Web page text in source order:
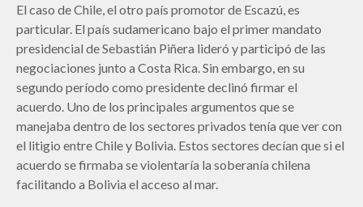
El caso de Chile, el otro país promotor de Escazú, es
particular. El país sudamericano bajo el primer mandato
presidencial de Sebastián Piñera lideró y participó de las
negociaciones junto a Costa Rica. Sin embargo, en su
segundo período como presidente declinó firmar el
acuerdo. Uno de los principales argumentos que se
manejaba dentro de los sectores privados tenía que ver con
el litigio entre Chile y Bolivia. Estos sectores decían que si el
acuerdo se firmaba se violentaría la soberanía chilena
facilitando a Bolivia el acceso al mar.